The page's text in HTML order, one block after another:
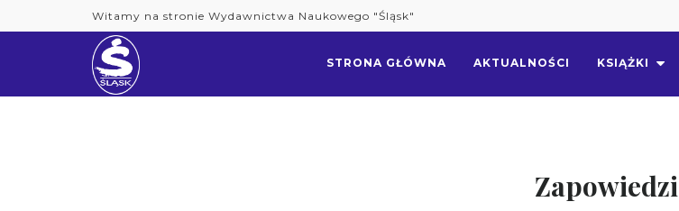
to
Witamy na stronie Wydawnictwa Naukowego "Śląsk"
STRONA GŁÓWNA AKTUALNOŚCI KSIĄŻKI
Zapowiedzi